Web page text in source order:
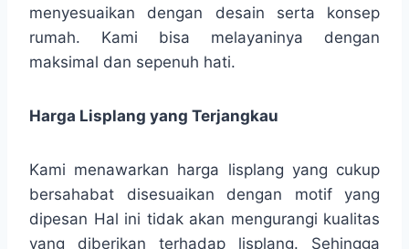
menyesuaikan dengan desain serta konsep
rumah. Kami bisa melayaninya dengan
maksimal dan sepenuh hati.
Harga Lisplang yang Terjangkau
Kami menawarkan harga lisplang yang cukup
bersahabat disesuaikan dengan motif yang
dipesan Hal ini tidak akan mengurangi kualitas
yang diberikan terhadap lisplang. Sehingga